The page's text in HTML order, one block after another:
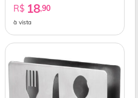
R$ 18,90
à vista